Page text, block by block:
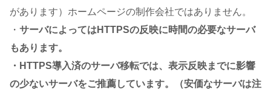
があります）ホームページの制作会社ではありません。
・ サーバによってはHTTPSの反映に時間の必要なサーバ
もあります。
・HTTPS導入済のサーバ移転では、表示反映までに影響
の少ないサーバをご推薦しています。（安価なサーバは注